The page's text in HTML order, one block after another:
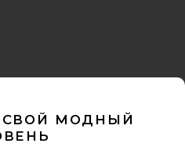
PENNY
МОДНЫЙ